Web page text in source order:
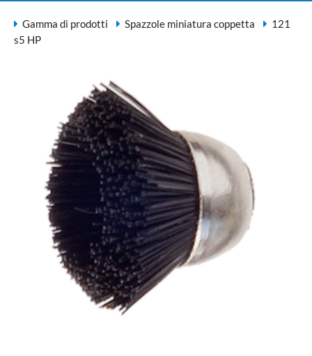
Gamma di prodotti Spazzole miniatura coppetta
121
s5 HP